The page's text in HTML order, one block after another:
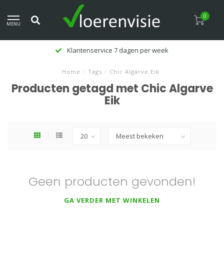
MENU
0
Klantenservice 7 dagen per week
Home / Tags / Chic Algarve Eik
Producten getagd met Chic Algarve
Eik
Geen producten gevonden!
GA VERDER MET WINKELEN